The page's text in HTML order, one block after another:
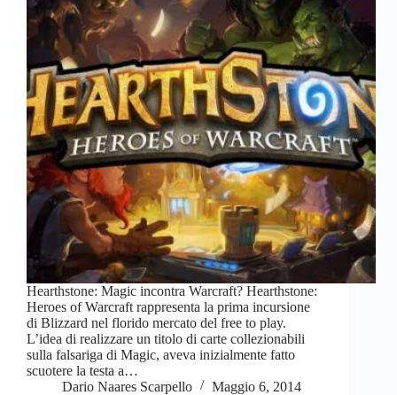
Hearthstone: Magic incontra Warcraft? Hearthstone:
Heroes of Warcraft rappresenta la prima incursione
di Blizzard nel florido mercato del free to play.
L’idea di realizzare un titolo di carte collezionabili
sulla falsariga di Magic, aveva inizialmente fatto
scuotere la testa a…
Dario Naares Scarpello
Maggio 6, 2014